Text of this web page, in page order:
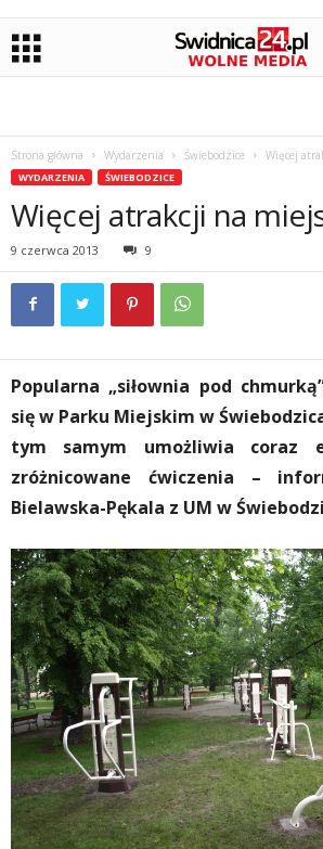
Strona główna Wydarzenia Świebodzice Więcej
WYDARZENIA ŚWIEBODZICE
Więcej atrakcji na
9 czerwca 2013 9
Popularna „siłownia pod
się w Parku Miejskim w
tym samym umożliwia coraz
zróżnicowane ćwiczenia –
Bielawska-Pękala z UM w